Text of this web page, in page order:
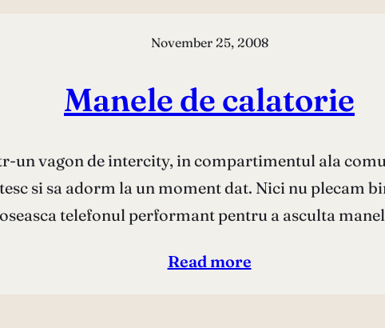
November 25, 2008
Manele de calatorie
un vagon de intercity, in compartimentul ala
si sa adorm la un moment dat. Nici nu plecam
telefonul performant pentru a asculta
Read more